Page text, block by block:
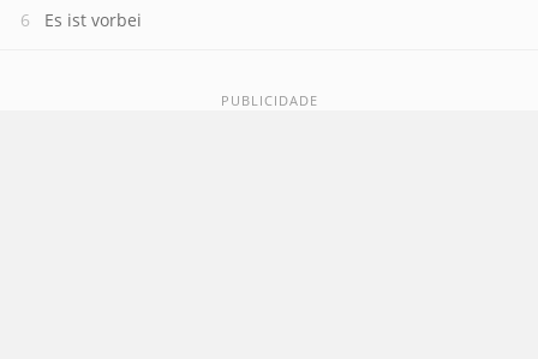
Es ist vorbei